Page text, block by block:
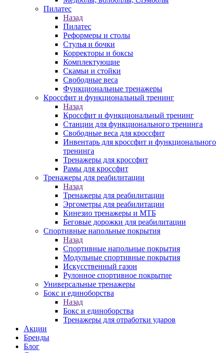
Пилатес
Назад
Пилатес
Реформеры и столы
Стулья и бочки
Корректоры и боксы
Комплектующие
Скамьи и стойки
Свободные веса
Функциональные тренажеры
Кроссфит и функциональный тренинг
Назад
Кроссфит и функциональный тренинг
Станции для функционального тренинга
Свободные веса для кроссфит
Инвентарь для кроссфит и функционального
тренинга
Тренажеры для кроссфит
Рамы для кроссфит
Тренажеры для реабилитации
Назад
Тренажеры для реабилитации
Эргометры для реабилитации
Кинезио тренажеры и МТБ
Беговые дорожки для реабилитации
Спортивные напольные покрытия
Назад
Спортивные напольные покрытия
Модульные спортивные покрытия
Искусственный газон
Рулонное спортивное покрытие
Универсальные тренажеры
Бокс и единоборства
Назад
Бокс и единоборства
Тренажеры для отработки ударов
Акции
Бренды
Блог